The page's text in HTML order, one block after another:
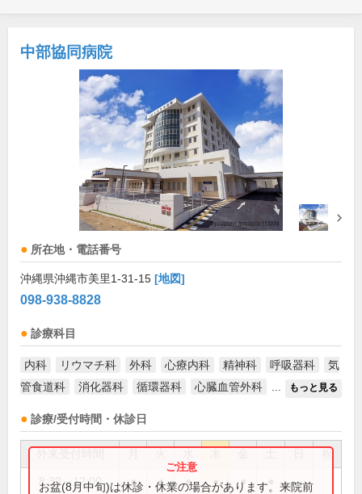
中部協同病院
所在地・電話番号
沖縄県沖縄市美里1-31-15 [地図]
098-938-8828
診療科目
内科 リウマチ科 外科 心療内科 精神科 呼吸器科
気
管食道科
消化器科 循環器科 心臓血管外科 もっと見る
診療/受付時間・休診日
祝
8:30～12:00 ● ● ● ● ●
お盆(8月中旬)は休診・休業の場合があります。来院前